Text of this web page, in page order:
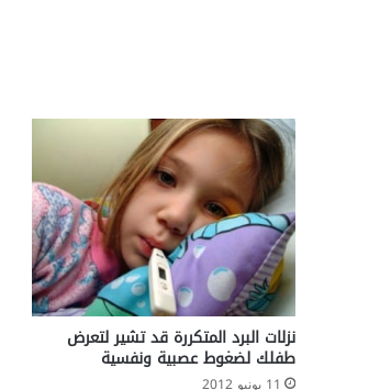
نزلات البرد المتكررة قد تشير لتعرض
طفلك لضغوط عصبية ونفسية
11 يونيو 2012